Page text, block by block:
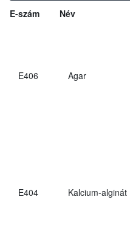
E-szám Név
E406 Agar
E404 Kalcium-alginát